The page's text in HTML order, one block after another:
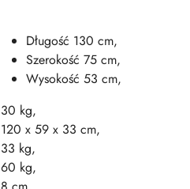
Długość 130 cm,
Szerokość 75 cm,
Wysokość 53 cm,
30 kg,
120 x 59 x 33 cm,
33 kg,
60 kg,